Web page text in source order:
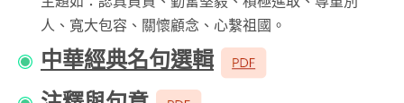
人、寬大包容、關懷顧念、心繫祖國。
中華經典名句選輯